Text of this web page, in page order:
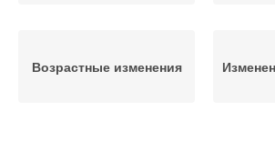
Возрастные изменения